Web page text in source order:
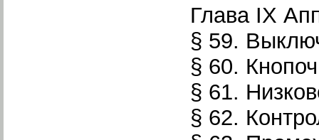
Глава IX
§ 59.
§ 60.
§ 61.
§ 62.